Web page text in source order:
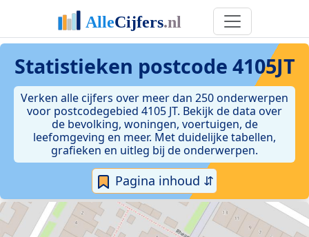
Statistieken postcode 4105JT
Verken alle cijfers over meer dan 250 onderwerpen
voor postcodegebied 4105 JT. Bekijk de data over
de bevolking, woningen, voertuigen, de
leefomgeving en meer. Met duidelijke tabellen,
grafieken en uitleg bij de onderwerpen.
Pagina inhoud ⇵